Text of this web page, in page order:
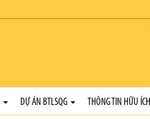
DỰ ÁN BTLSQG THÔNG TIN HỮU ÍCH